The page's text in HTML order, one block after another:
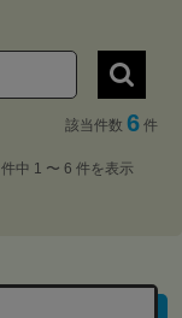
該当件数 6 件
件中 1 〜 6 件を表示